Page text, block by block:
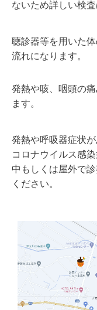
ないため詳しい検査
聴診器等を用いた
流れになります。
発熱や咳、咽頭の
ます。
発熱や呼吸器症状
コロナウイルス感
中もしくは屋外で
ください。